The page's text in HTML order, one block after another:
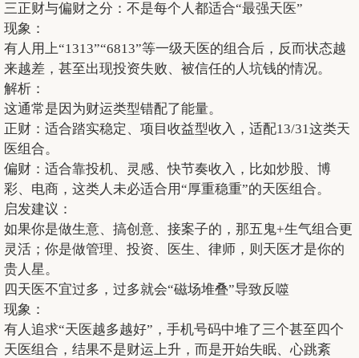
三正财与偏财之分：不是每个人都适合“最强天医”
现象：
有人用上“1313”“6813”等一级天医的组合后，反而状态越
来越差，甚至出现投资失败、被信任的人坑钱的情况。
解析：
这通常是因为财运类型错配了能量。
正财：适合踏实稳定、项目收益型收入，适配13/31这类天
医组合。
偏财：适合靠投机、灵感、快节奏收入，比如炒股、博
彩、电商，这类人未必适合用“厚重稳重”的天医组合。
启发建议：
如果你是做生意、搞创意、接案子的，那五鬼+生气组合更
灵活；你是做管理、投资、医生、律师，则天医才是你的
贵人星。
四天医不宜过多，过多就会“磁场堆叠”导致反噬
现象：
有人追求“天医越多越好”，手机号码中堆了三个甚至四个
天医组合，结果不是财运上升，而是开始失眠、心跳紊